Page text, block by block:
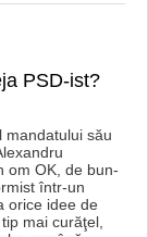
PSD-ist?
mandatului său
om OK, de bun-
într-un
orice idee de
mai curăţel,